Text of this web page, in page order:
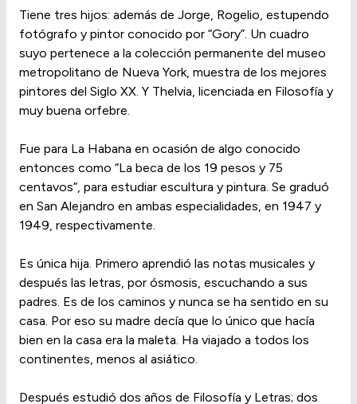
Tiene tres hijos: además de Jorge, Rogelio, estupendo
fotógrafo y pintor conocido por “Gory”. Un cuadro
suyo pertenece a la colección permanente del museo
metropolitano de Nueva York, muestra de los mejores
pintores del Siglo XX. Y Thelvia, licenciada en Filosofía y
muy buena orfebre.
Fue para La Habana en ocasión de algo conocido
entonces como “La beca de los 19 pesos y 75
centavos”, para estudiar escultura y pintura. Se graduó
en San Alejandro en ambas especialidades, en 1947 y
1949, respectivamente.
Es única hija. Primero aprendió las notas musicales y
después las letras, por ósmosis, escuchando a sus
padres. Es de los caminos y nunca se ha sentido en su
casa. Por eso su madre decía que lo único que hacía
bien en la casa era la maleta. Ha viajado a todos los
continentes, menos al asiático.
Después estudió dos años de Filosofía y Letras; dos